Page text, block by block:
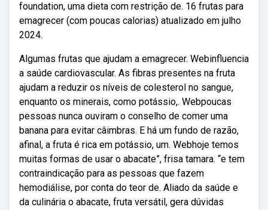
foundation, uma dieta com restrição de. 16 frutas para
emagrecer (com poucas calorias) atualizado em julho
2024.
Algumas frutas que ajudam a emagrecer. Webinfluencia
a saúde cardiovascular. As fibras presentes na fruta
ajudam a reduzir os níveis de colesterol no sangue,
enquanto os minerais, como potássio,. Webpoucas
pessoas nunca ouviram o conselho de comer uma
banana para evitar câimbras. E há um fundo de razão,
afinal, a fruta é rica em potássio, um. Webhoje temos
muitas formas de usar o abacate”, frisa tamara. “e tem
contraindicação para as pessoas que fazem
hemodiálise, por conta do teor de. Aliado da saúde e
da culinária o abacate, fruta versátil, gera dúvidas